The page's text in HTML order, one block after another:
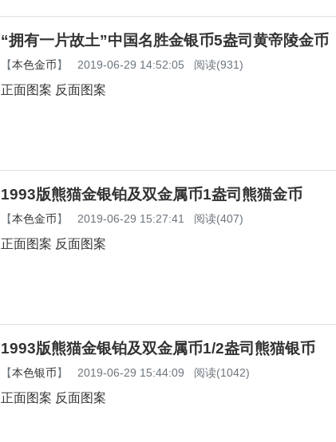
“拥有一片故土”中国名胜金银币5盎司黄帝陵金币
【本色金币】 2019-06-29 14:52:05 阅读(931)
正面图案 反面图案
1993版熊猫金银铂及双金属币1盎司熊猫金币
【本色金币】 2019-06-29 15:27:41 阅读(407)
正面图案 反面图案
1993版熊猫金银铂及双金属币1/2盎司熊猫银币
【本色银币】 2019-06-29 15:44:09 阅读(1042)
正面图案 反面图案